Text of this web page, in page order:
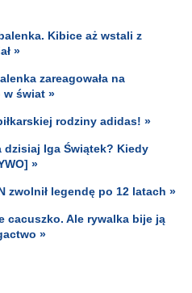
Kibice aż wstali z
»
zareagowała na
w świat »
rodziny adidas! »
dzisiaj Iga Świątek? Kiedy
»
zwolnił legendę po 12 latach »
cacuszko. Ale rywalka bije ją
»